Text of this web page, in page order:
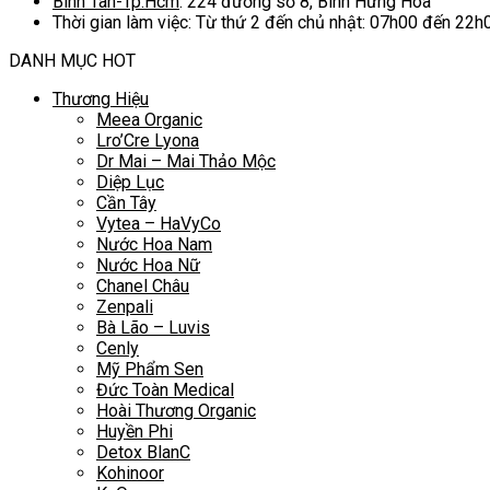
Các
chọn
Thời gian làm việc: Từ thứ 2 đến chủ nhật: 07h00 đến
DANH MỤC HOT
Thương Hiệu
Meea Organic
Lro’Cre Lyona
Dr Mai – Mai Thảo Mộc
Diệp Lục
Cần Tây
Vytea – HaVyCo
Nước Hoa Nam
Nước Hoa Nữ
Chanel Châu
Zenpali
Bà Lão – Luvis
Cenly
Mỹ Phẩm Sen
Đức Toàn Medical
Hoài Thương Organic
Huyền Phi
Detox BlanC
Kohinoor